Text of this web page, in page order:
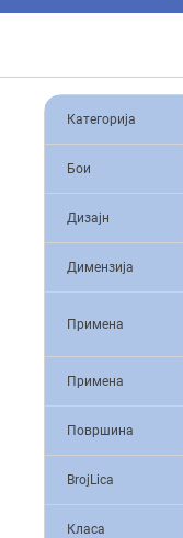
Категорија
Бои
Дизајн
Димензија
Примена
Примена
Површина
BrojLica
Класа